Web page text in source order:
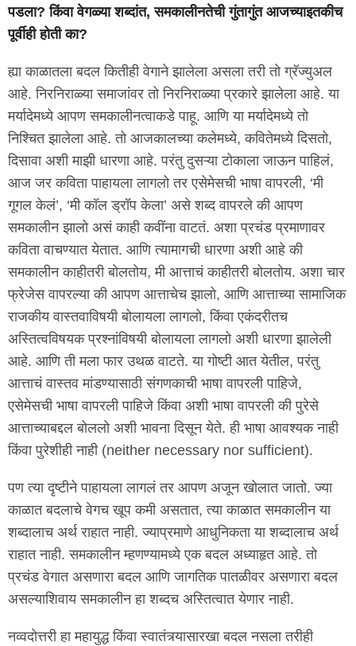
पडला? किंवा वेगळ्या शब्दांत, समकालीनतेची गुंतागुंत आजच्याइतकीच
पूर्वीही होती का?
ह्या काळातला बदल कितीही वेगाने झालेला असला तरी तो ग्रॅज्युअल
आहे. निरनिराळ्या समाजांवर तो निरनिराळ्या प्रकारे झालेला आहे. या
मर्यादेमध्ये आपण समकालीनत्वाकडे पाहू. आणि या मर्यादेमध्ये तो
निश्चित झालेला आहे. तो आजकालच्या कलेमध्ये, कवितेमध्ये दिसतो,
दिसावा अशी माझी धारणा आहे. परंतु दुसऱ्या टोकाला जाऊन पाहिलं,
आज जर कविता पाहायला लागलो तर एसेमेसची भाषा वापरली, ‘मी
गूगल केलं’, ‘मी कॉल ड्रॉप केला’ असे शब्द वापरले की आपण
समकालीन झालो असं काही कवींना वाटतं. अशा प्रचंड प्रमाणावर
कविता वाचण्यात येतात. आणि त्यामागची धारणा अशी आहे की
समकालीन काहीतरी बोलतोय, मी आत्ताचं काहीतरी बोलतोय. अशा चार
फ्रेजेस वापरल्या की आपण आत्ताचेच झालो, आणि आत्ताच्या सामाजिक
राजकीय वास्तवाविषयी बोलायला लागलो, किंवा एकंदरीतच
अस्तित्वविषयक प्रश्नांविषयी बोलायला लागलो अशी धारणा झालेली
आहे. आणि ती मला फार उथळ वाटते. या गोष्टी आत येतील, परंतु
आत्ताचं वास्तव मांडण्यासाठी संगणकाची भाषा वापरली पाहिजे,
एसेमेसची भाषा वापरली पाहिजे किंवा अशी भाषा वापरली की पुरेसे
आत्ताच्याबद्दल बोललो अशी भावना दिसून येते. ही भाषा आवश्यक नाही
किंवा पुरेशीही नाही (neither necessary nor sufficient).
पण त्या दृष्टीने पाहायला लागलं तर आपण अजून खोलात जातो. ज्या
काळात बदलाचे वेगच खूप कमी असतात, त्या काळात समकालीन या
शब्दालाच अर्थ राहात नाही. ज्याप्रमाणे आधुनिकता या शब्दालाच अर्थ
राहात नाही. समकालीन म्हणण्यामध्ये एक बदल अध्याहृत आहे. तो
प्रचंड वेगात असणारा बदल आणि जागतिक पातळीवर असणारा बदल
असल्याशिवाय समकालीन हा शब्दच अस्तित्वात येणार नाही.
नव्वदोत्तरी हा महायुद्ध किंवा स्वातंत्र्यासारखा बदल नसला तरीही